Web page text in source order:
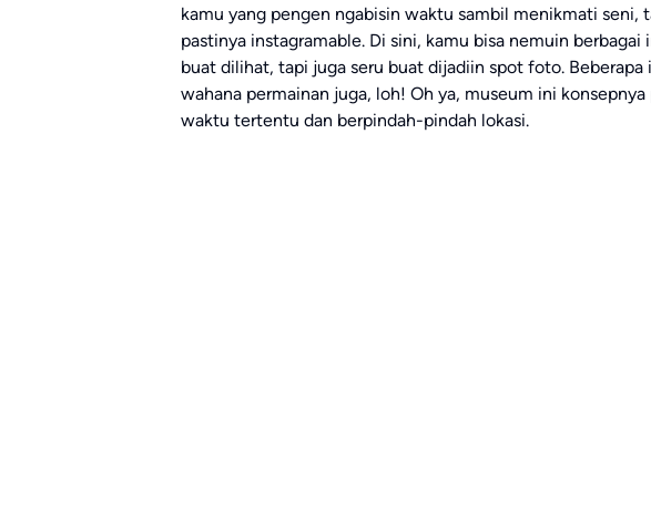
kamu yang pengen ngabisin waktu sambil menikmati seni,
pastinya instagramable. Di sini, kamu bisa nemuin berbagai
buat dilihat, tapi juga seru buat dijadiin spot foto. Beberapa
wahana permainan juga, loh! Oh ya, museum ini
waktu tertentu dan berpindah-pindah lokasi.